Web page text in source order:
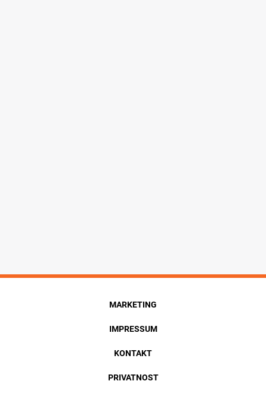
MARKETING
IMPRESSUM
KONTAKT
PRIVATNOST